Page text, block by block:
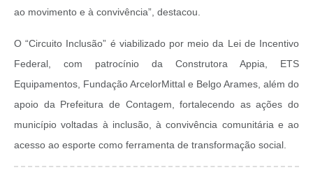
ao movimento e à convivência”, destacou.
O “Circuito Inclusão” é viabilizado por meio da Lei de Incentivo
Federal, com patrocínio da Construtora Appia, ETS
Equipamentos, Fundação ArcelorMittal e Belgo Arames, além do
apoio da Prefeitura de Contagem, fortalecendo as ações do
município voltadas à inclusão, à convivência comunitária e ao
acesso ao esporte como ferramenta de transformação social.